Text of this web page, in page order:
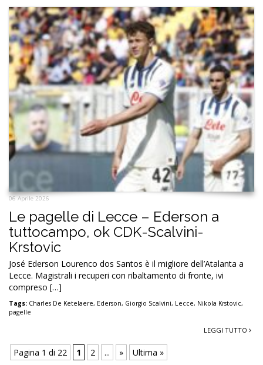
06 Aprile 2026
Le pagelle di Lecce – Ederson a
tuttocampo, ok CDK-Scalvini-
Krstovic
José Ederson Lourenco dos Santos è il migliore dell’Atalanta a
Lecce. Magistrali i recuperi con ribaltamento di fronte, ivi
compreso […]
Tags: Charles De Ketelaere, Ederson, Giorgio Scalvini, Lecce, Nikola Krstovic,
pagelle
LEGGI TUTTO
Pagina 1 di 22 1 2 ... » Ultima »